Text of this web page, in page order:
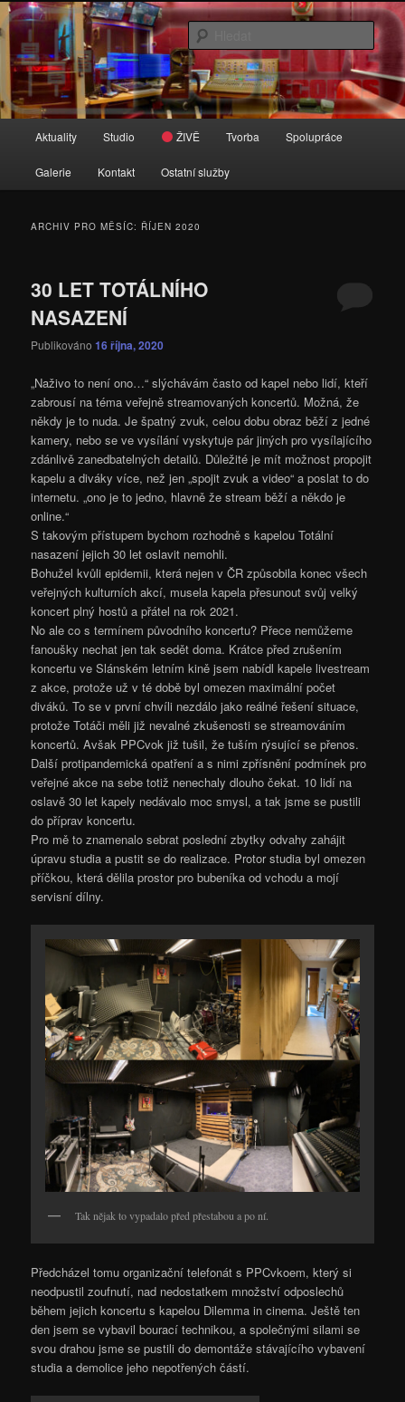
Přejít
k
hlavnímu
obsahu
webu
Přejít
k
obsahu
postranního
panelu16 Live Records
Zvuk je tady doma
navigační
Aktuality Studio ŽIVĚ Tvorba Spolupráce
Galerie Kontakt Ostatní služby
ARCHIV PRO MĚSÍC: ŘÍJEN 2020
30 LET TOTÁLNÍHO
NASAZENÍ
Publikováno16 října, 2020
„Naživo to není ono…“ slýchávám často od kapel nebo lidí, kteří
zabrousí na téma veřejně streamovaných koncertů. Možná, že
někdy je to nuda. Je špatný zvuk, celou dobu obraz běží z jedné
kamery, nebo se ve vysílání vyskytuje pár jiných pro vysílajícího
zdánlivě zanedbatelných detailů. Důležité je mít možnost propojit
kapelu a diváky více, než jen „spojit zvuk a video“ a poslat to do
internetu. „ono je to jedno, hlavně že stream běží a někdo je
online.“
S takovým přístupem bychom rozhodně s kapelou Totální
nasazení jejich 30 let oslavit nemohli.
Bohužel kvůli epidemii, která nejen v ČR způsobila konec všech
veřejných kulturních akcí, musela kapela přesunout svůj velký
koncert plný hostů a přátel na rok 2021.
No ale co s termínem původního koncertu? Přece nemůžeme
fanoušky nechat jen tak sedět doma. Krátce před zrušením
koncertu ve Slánském letním kině jsem nabídl kapele livestream
z akce, protože už v té době byl omezen maximální počet
diváků. To se v první chvíli nezdálo jako reálné řešení situace,
protože Totáči měli již nevalné zkušenosti se streamováním
koncertů. Avšak PPCvok již tušil, že tuším rýsující se přenos.
Další protipandemická opatření a s nimi zpřísnění podmínek pro
veřejné akce na sebe totiž nenechaly dlouho čekat. 10 lidí na
oslavě 30 let kapely nedávalo moc smysl, a tak jsme se pustili
do příprav koncertu.
Pro mě to znamenalo sebrat poslední zbytky odvahy zahájit
úpravu studia a pustit se do realizace. Protor studia byl omezen
příčkou, která dělila prostor pro bubeníka od vchodu a mojí
servisní dílny.
Tak nějak to vypadalo před přestabou a po ní.
Předcházel tomu organizační telefonát s PPCvkoem, který si
neodpustil zoufnutí, nad nedostatkem množství odposlechů
během jejich koncertu s kapelou Dilemma in cinema. Ještě ten
den jsem se vybavil bourací technikou, a společnými silami se
svou drahou jsme se pustili do demontáže stávajícího vybavení
studia a demolice jeho nepotřených částí.